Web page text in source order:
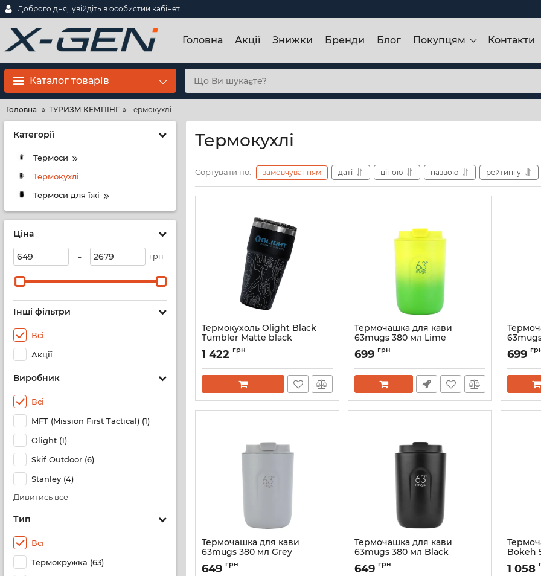
Доброго дня, увійдіть в особистий кабінет
Головна Акції Знижки Бренди Блог Покупцям Контакти
Каталог товарів
Головна ТУРИЗМ КЕМПІНГ Термокухлі
Категорії
Термоси
Термокухлі
Термоси для їжі
Ціна
- грн
Інші фільтри
Всі
Акції
Виробник
Всі
MFT (Mission First Tactical) (1)
Olight (1)
Skif Outdoor (6)
Stanley (4)
Дивитись все
Тип
Всі
Термокружка (63)
Термокухлі
Сортувати по: замовчуванням даті ціною назвою рейтингу
Термокухоль Olight Black
Tumbler Matte black
1 422 грн
Термочашка для кави
63mugs 380 мл Lime
Артикул: 0063-lime
699 грн Артикул:
699
Термочашка для кави
63mugs 380 мл Grey
Артикул: 0063-grey
649 грн
Термочашка для кави
63mugs 380 мл Black
Артикул: 0063-black
649 грн
Bokeh
Артикул:
1 058